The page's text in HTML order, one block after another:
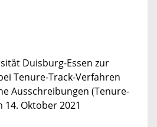
Duisburg-Essen zur
Tenure-Track-Verfahren
Ausschreibungen (Tenure-
Oktober 2021